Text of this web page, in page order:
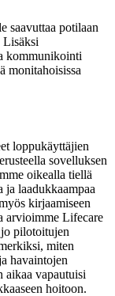
saavuttaa potilaan
Lisäksi
kommunikointi
monitahoisissa
loppukäyttäjien
sovelluksen
oikealla tiellä
ja laadukkaampaa
kirjaamiseen
arvioimme Lifecare
jo pilotoitujen
miten
havaintojen
vapautuisi
hoitoon.